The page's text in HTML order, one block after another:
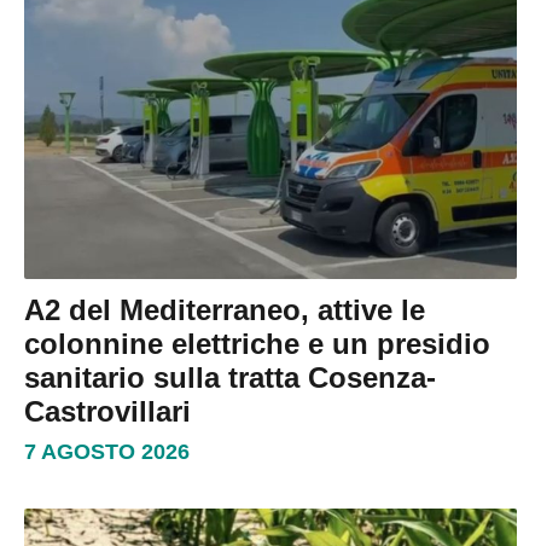
A2 del Mediterraneo, attive le
colonnine elettriche e un presidio
sanitario sulla tratta Cosenza-
Castrovillari
7 AGOSTO 2026